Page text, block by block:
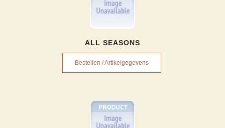
ALL SEASONS
Bestellen / Artikelgegevens